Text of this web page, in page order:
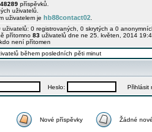
příspěvků.
uživatelů.
uživatelem je hb88contact02
uživatelů: 0 registrovaných, 0 skrytých a 0
přítomno 83 uživatelů dne ne 25. květen, 2014
není přítomen
během posledních pěti minut
Heslo: Přihlásit
Nové příspěvky Žádné